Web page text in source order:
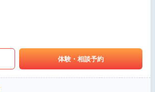
体験・相談予約